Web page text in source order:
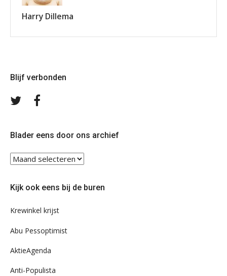
Harry Dillema
Blijf verbonden
Volg
Blader eens door ons archief
Blader
ons
Kijk ook eens bij de buren
Krewinkel krijst
Abu Pessoptimist
AktieAgenda
Anti-Populista